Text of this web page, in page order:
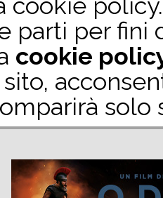
cookie
parti per fini
cookie